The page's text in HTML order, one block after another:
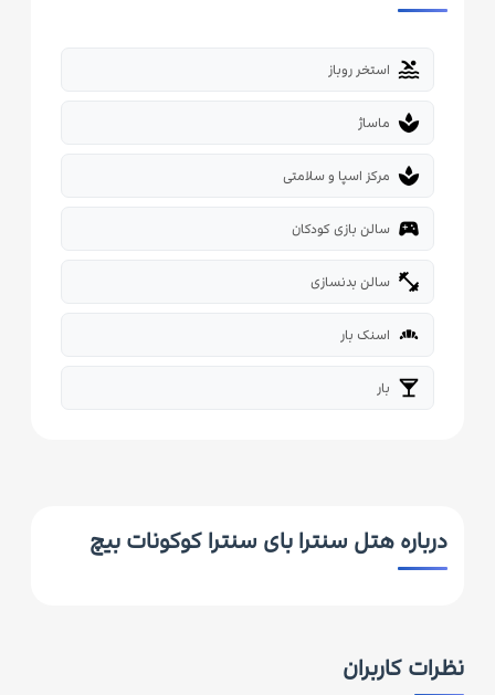
pool استخر روباز
spa ماساژ
spa مرکز اسپا و سلامتی
sports_esports سالن بازی کودکان
fitness_center سالن بدنسازی
bakery_dining اسنک بار
local_bar بار
درباره هتل سنترا بای سنترا کوکونات بیچ
نظرات کاربران